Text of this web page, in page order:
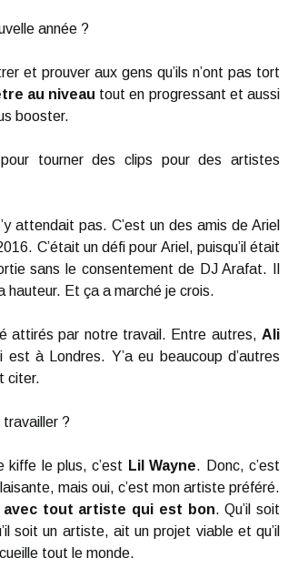
année ?
et prouver aux gens qu’ils n’ont pas tort
au niveau tout en progressant et aussi
booster.
tourner des clips pour des artistes
attendait pas. C’est un des amis de Ariel
C’était un défi pour Ariel, puisqu’il était
sans le consentement de DJ Arafat. Il
hauteur. Et ça a marché je crois.
attirés par notre travail. Entre autres, Ali
est à Londres. Y’a eu beaucoup d’autres
citer.
travailler ?
kiffe le plus, c’est Lil Wayne. Donc, c’est
mais oui, c’est mon artiste préféré.
avec tout artiste qui est bon. Qu’il soit
soit un artiste, ait un projet viable et qu’il
tout le monde.